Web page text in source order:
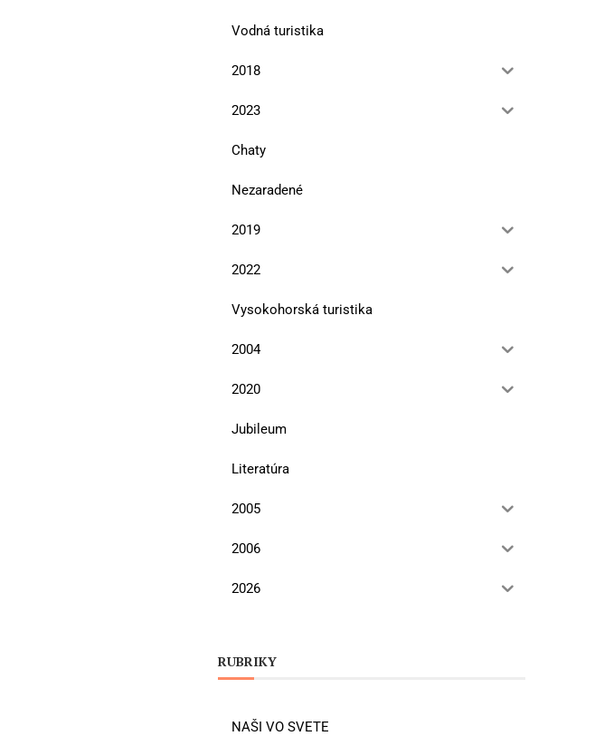
Vodná turistika
2018
2023
Chaty
Nezaradené
2019
2022
Vysokohorská turistika
2004
2020
Jubileum
Literatúra
2005
2006
2026
RUBRIKY
NAŠI VO SVETE